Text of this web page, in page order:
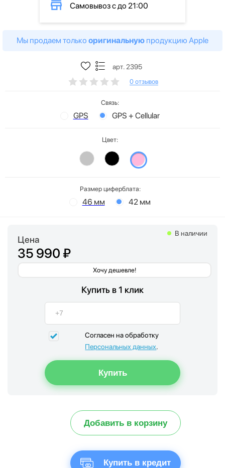
Самовывоз с до 21:00
Мы продаем только оригинальную продукцию Apple
арт. 2395
0 отзывов
Связь:
GPS GPS + Cellular
Цвет:
Размер циферблата:
46 мм 42 мм
Цена
35 990 ₽
Хочу дешевле!
В наличии
Купить в 1 клик
Согласен на обработку
Персональных данных.
Добавить в корзину
Купить в кредит